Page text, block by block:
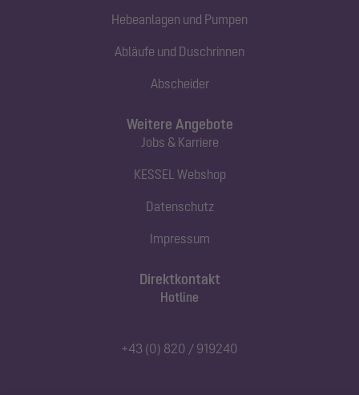
Hebeanlagen und Pumpen
Abläufe und Duschrinnen
Abscheider
Direktkontakt
Hotline
+43 (0) 820 / 919240
Weitere Angebote
Jobs & Karriere
KESSEL Webshop
Datenschutz
Impressum